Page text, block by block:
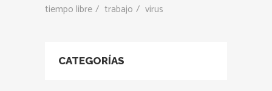
tiempo libre
trabajo virus
CATEGORÍAS